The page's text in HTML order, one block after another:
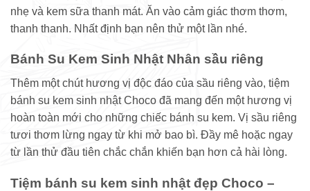
nhẹ và kem sữa thanh mát. Ăn vào cảm giác thơm thơm,
thanh thanh. Nhất định bạn nên thử một lần nhé.
Bánh Su Kem Sinh Nhật Nhân sầu riêng
Thêm một chút hương vị độc đáo của sầu riêng vào, tiệm
bánh su kem sinh nhật Choco đã mang đến một hương vị
hoàn toàn mới cho những chiếc bánh su kem. Vị sầu riêng
tươi thơm lừng ngay từ khi mở bao bì. Đầy mê hoặc ngay
từ lần thử đầu tiên chắc chắn khiến bạn hơn cả hài lòng.
Tiệm bánh su kem sinh nhật đẹp Choco –